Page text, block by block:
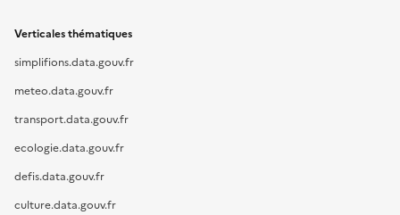
Verticales thématiques
simplifions.data.gouv.fr
meteo.data.gouv.fr
transport.data.gouv.fr
ecologie.data.gouv.fr
defis.data.gouv.fr
culture.data.gouv.fr